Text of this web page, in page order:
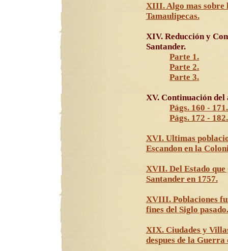
XIII. Algo mas sobre
Tamaulipecas.
XIV. Reducción y
Santander.
Parte 1.
Parte 2.
Parte 3.
XV. Continuación
Págs. 160 - 171.
Págs. 172 - 182.
XVI. Ultimas
Escandon en la
XVII. Del Estado
Santander en 1757.
XVIII. Poblaciones
fines del Siglo pasado.
XIX. Ciudades y
despues de la